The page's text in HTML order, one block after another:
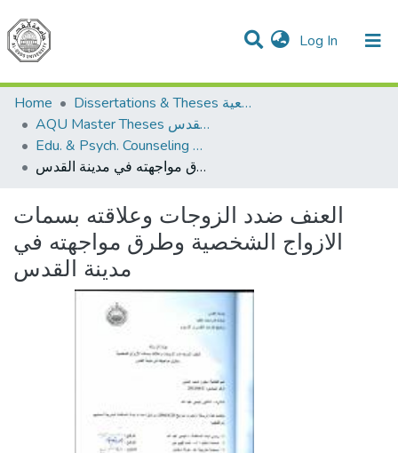
Log In (current)
Communities & Collections
All of DSpace
Home
Dissertations & Theses الرسائل الجامعية
AQU Master Theses الرسائل الجامعية الخاصة بجامعة القدس
Edu. & Psych. Counseling الإرشاد النفسي والتربوي
العنف ضدد الزوجات وعلاقته بسمات الازواج الشخصية وطرق مواجهته في مدينة القدس
العنف ضدد الزوجات وعلاقته بسمات
الازواج الشخصية وطرق مواجهته في
مدينة القدس